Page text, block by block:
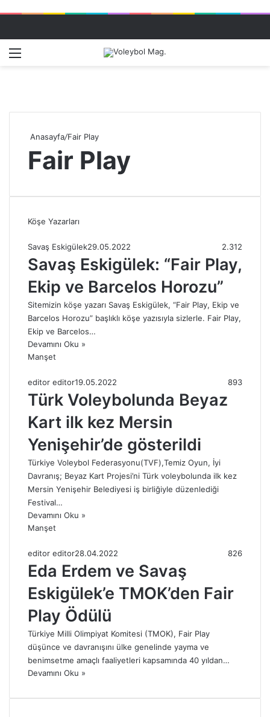
Anasayfa/Fair Play
Fair Play
Köşe Yazarları
Savaş Eskigülek29.05.2022 2.312
Savaş Eskigülek: “Fair Play,
Ekip ve Barcelos Horozu”
Sitemizin köşe yazarı Savaş Eskigülek, “Fair Play, Ekip ve
Barcelos Horozu” başlıklı köşe yazısıyla sizlerle. Fair Play,
Ekip ve Barcelos…
Devamını Oku »
Manşet
editor editor19.05.2022 893
Türk Voleybolunda Beyaz
Kart ilk kez Mersin
Yenişehir’de gösterildi
Türkiye Voleybol Federasyonu(TVF),Temiz Oyun, İyi
Davranış; Beyaz Kart Projesi’ni Türk voleybolunda ilk kez
Mersin Yenişehir Belediyesi iş birliğiyle düzenlediği
Festival…
Devamını Oku »
Manşet
editor editor28.04.2022 826
Eda Erdem ve Savaş
Eskigülek’e TMOK’den Fair
Play Ödülü
Türkiye Milli Olimpiyat Komitesi (TMOK), Fair Play
düşünce ve davranışını ülke genelinde yayma ve
benimsetme amaçlı faaliyetleri kapsamında 40 yıldan…
Devamını Oku »